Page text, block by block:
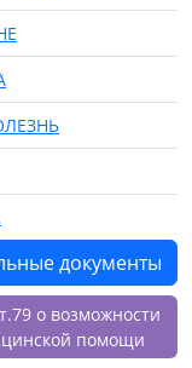
документы
о возможности
помощи